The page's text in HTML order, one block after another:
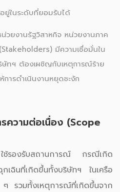
อยู่ในระดับที่ยอมรับได้
น่วยงานรัฐวิสาหกิจ หน่วยงานภาค
มีความเชื่อมั่นใน
ทฯ ต้องเผชิญกับเหตุการณ์ร้าย
การดำเนินงานหยุดชะงัก
ความต่อเนื่อง (Scope
ช้รองรับสถานการณ์ กรณีเกิด
เฉินที่เกิดขึ้นทั้งบริษัทฯ ในเครือ
รวมทั้งเหตุการณ์ที่เกิดขึ้นจาก